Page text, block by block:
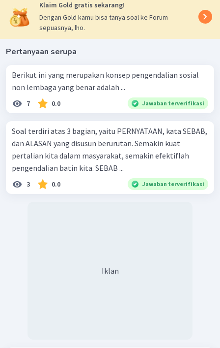
Klaim Gold gratis sekarang!
Dengan Gold kamu bisa tanya soal ke Forum
sepuasnya, lho.
Pertanyaan serupa
Berikut ini yang merupakan konsep pengendalian sosial
non lembaga yang benar adalah ...
7 0.0 Jawaban terverifikasi
Soal terdiri atas 3 bagian, yaitu PERNYATAAN, kata SEBAB,
dan ALASAN yang disusun berurutan. Semakin kuat
pertalian kita dalam masyarakat, semakin efektiflah
pengendalian batin kita. SEBAB ...
3 0.0 Jawaban terverifikasi
Iklan